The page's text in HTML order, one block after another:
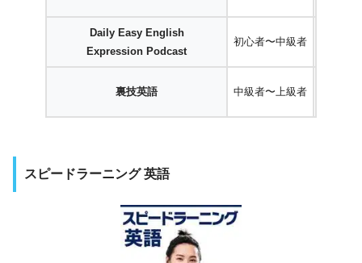
Daily Easy English
Expression Podcast
初心者〜中級者
裏技英語 中級者〜上級者
スピードラーニング 英語